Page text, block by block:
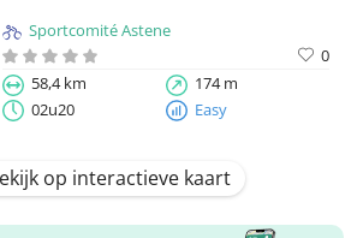
Sportcomité Astene
0
58,4 km
174 m
02u20
Easy
op interactieve kaart